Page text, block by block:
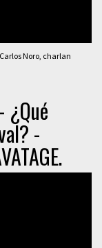
Noro, charlan
¿Qué
-